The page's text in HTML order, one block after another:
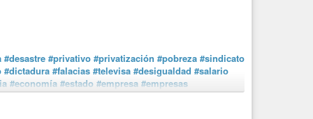
#desastre #privativo #privatización #pobreza #sindicato
#dictadura #falacias #televisa #desigualdad #salario
#economía #estado #empresa #empresas
#charla #conferencia #internacional #cursos #curso